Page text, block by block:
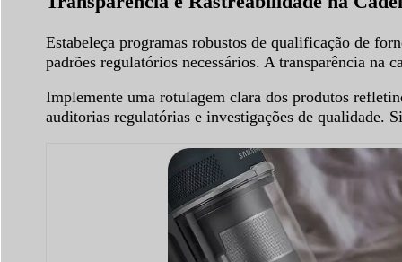
Estabeleça programas robustos de qualificação de
padrões regulatórios necessários. A transparência na
Implemente uma rotulagem clara dos produtos
auditorias regulatórias e investigações de qualidade.